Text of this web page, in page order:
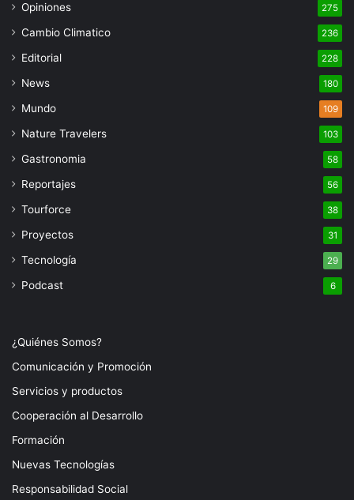
Opiniones 275
Cambio Climatico 236
Editorial 228
News 180
Mundo 109
Nature Travelers 103
Gastronomia 58
Reportajes 56
Tourforce 38
Proyectos 31
Tecnología 29
Podcast 6
¿Quiénes Somos?
Comunicación y Promoción
Servicios y productos
Cooperación al Desarrollo
Formación
Nuevas Tecnologías
Responsabilidad Social